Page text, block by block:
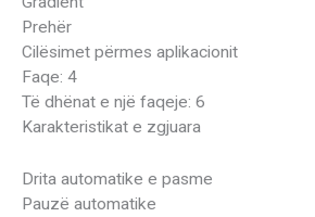
Prehër
Cilësimet përmes aplikacionit
Faqe: 4
Të dhënat e një faqeje: 6
Karakteristikat e zgjuara
Drita automatike e pasme
Pauzë automatike